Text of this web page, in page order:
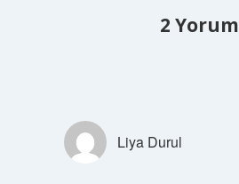
2 Yorum
Liya Durul